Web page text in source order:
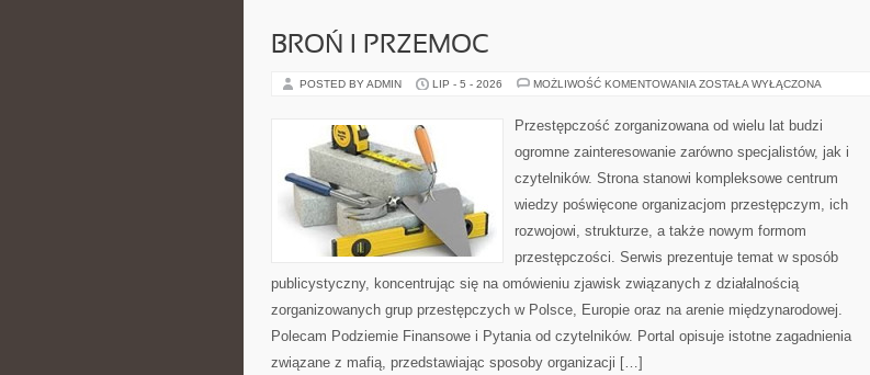
BROŃ I PRZEMOC
POSTED BY ADMIN LIP - 5 - 2026 MOŻLIWOŚĆ KOMENTOWANIA BROŃ
ZOSTAŁA WYŁĄCZONA
Przestępczość zorganizowana od wielu lat budzi
ogromne zainteresowanie zarówno specjalistów, jak i
czytelników. Strona stanowi kompleksowe centrum
wiedzy poświęcone organizacjom przestępczym, ich
rozwojowi, strukturze, a także nowym formom
przestępczości. Serwis prezentuje temat w sposób
publicystyczny, koncentrując się na omówieniu zjawisk związanych z działalnością
zorganizowanych grup przestępczych w Polsce, Europie oraz na arenie międzynarodowej.
Polecam Podziemie Finansowe i Pytania od czytelników. Portal opisuje istotne zagadnienia
związane z mafią, przedstawiając sposoby organizacji […]